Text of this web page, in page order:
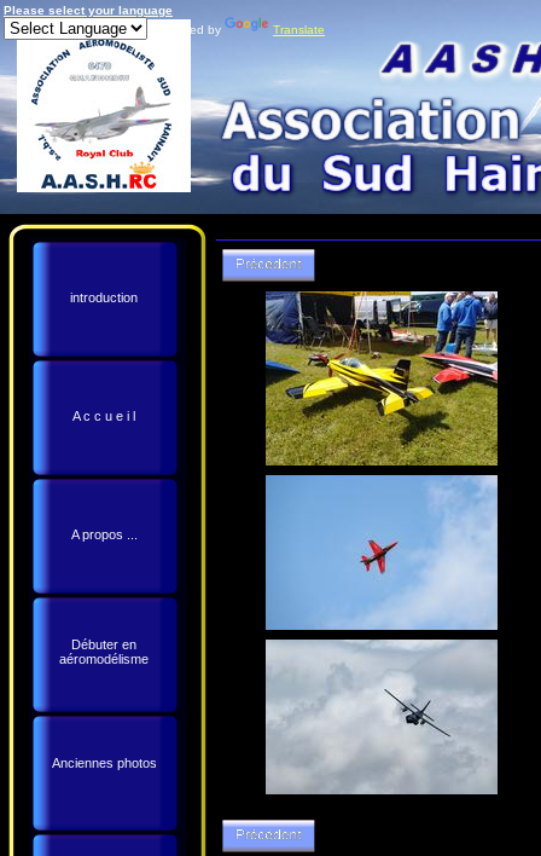
Please select your language
Powered by
Translate
introduction
A c c u e i l
A propos ...
Débuter en
aéromodélisme
Anciennes photos